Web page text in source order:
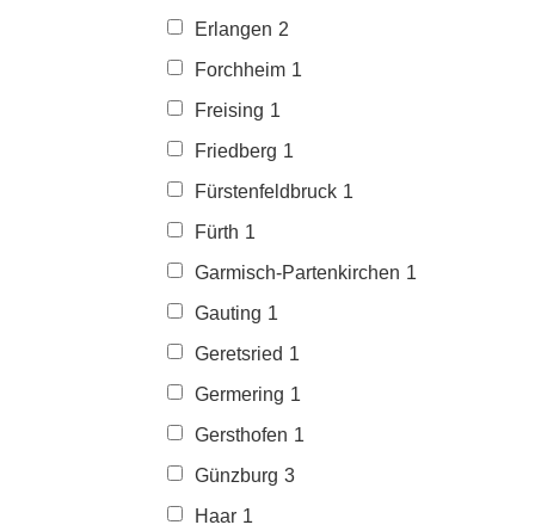
Erlangen 2
Forchheim 1
Freising 1
Friedberg 1
Fürstenfeldbruck 1
Fürth 1
Garmisch-Partenkirchen 1
Gauting 1
Geretsried 1
Germering 1
Gersthofen 1
Günzburg 3
Haar 1